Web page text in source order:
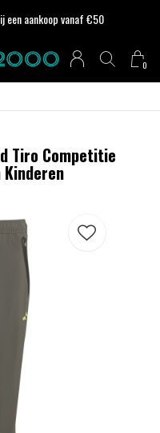
0
een aankoop vanaf €50
Tiro Competitie